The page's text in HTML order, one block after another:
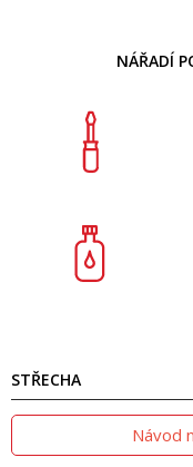
NÁŘADÍ
STŘECHA
Návod